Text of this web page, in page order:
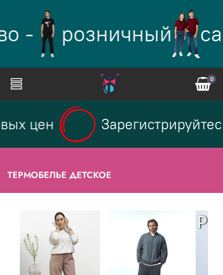
- розничный
0
цен
ТЕРМОБЕЛЬЕ ДЕТСКОЕ